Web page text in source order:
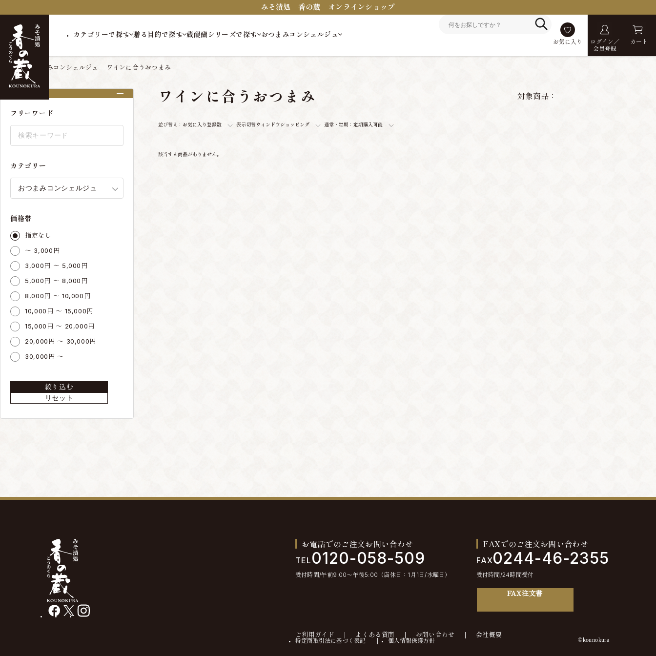
みそ漬処 香の蔵 オンラインショップ
カテゴリーで探す 贈る目的で探す 蔵醍醐シリーズで探す おつまみコンシェルジュ
お気に入り
ログイン／
会員登録
カート
トップ おつまみコンシェルジュ ワインに合うおつまみ
フリーワード
カテゴリー
価格帯
指定なし
～ 3,000円
3,000円 ～ 5,000円
5,000円 ～ 8,000円
8,000円 ～ 10,000円
10,000円 ～ 15,000円
15,000円 ～ 20,000円
20,000円 ～ 30,000円
30,000円 ～
絞り込む
リセット
ワインに合うおつまみ 対象商品：
並び替え： お気に入り登録数 表示切替 ウィンドウショッピング 通常・定期： 定期購入可能
該当する商品がありません。
facebook
X instagram
お電話でのご注文お問い合わせ
TEL 0120-058-509
受付時間/午前9:00〜午後5:00（店休日：1月1日/水曜日）
FAXでのご注文お問い合わせ
FAX0244-46-2355
受付時間/24時間受付
FAX注文書
ご利用ガイド よくある質問 お問い合わせ 会社概要
特定商取引法に基づく表記 個人情報保護方針 ©kounokura